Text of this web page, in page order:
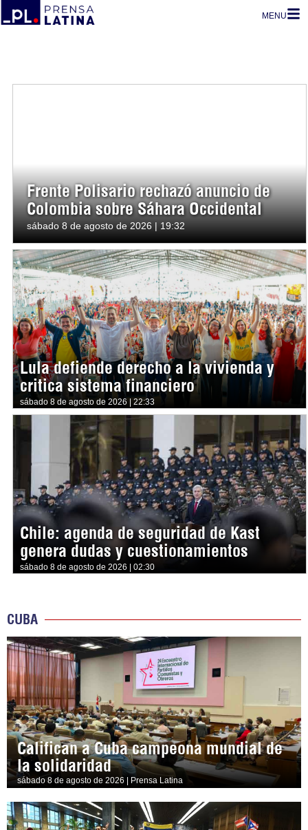
MENU
Frente Polisario rechazó anuncio de
Colombia sobre Sáhara Occidental
sábado 8 de agosto de 2026 | 19:32
Lula defiende derecho a la vivienda y
critica sistema financiero
sábado 8 de agosto de 2026 | 22:33
Chile: agenda de seguridad de Kast
genera dudas y cuestionamientos
sábado 8 de agosto de 2026 | 02:30
CUBA
Califican a Cuba campeona mundial de
la solidaridad
sábado 8 de agosto de 2026 | Prensa Latina